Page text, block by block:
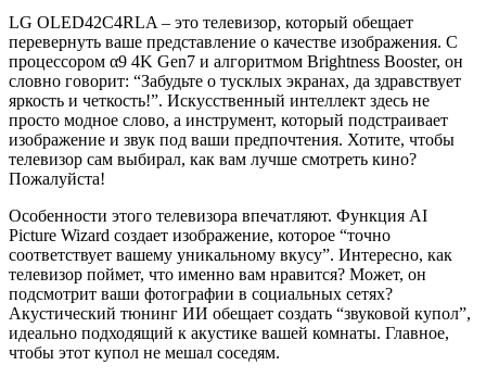
LG OLED42C4RLA – это телевизор, который обещает
перевернуть ваше представление о качестве изображения. С
процессором α9 4K Gen7 и алгоритмом Brightness Booster, он
словно говорит: “Забудьте о тусклых экранах, да здравствует
яркость и четкость!”. Искусственный интеллект здесь не
просто модное слово, а инструмент, который подстраивает
изображение и звук под ваши предпочтения. Хотите, чтобы
телевизор сам выбирал, как вам лучше смотреть кино?
Пожалуйста!
Особенности этого телевизора впечатляют. Функция AI
Picture Wizard создает изображение, которое “точно
соответствует вашему уникальному вкусу”. Интересно, как
телевизор поймет, что именно вам нравится? Может, он
подсмотрит ваши фотографии в социальных сетях?
Акустический тюнинг ИИ обещает создать “звуковой купол”,
идеально подходящий к акустике вашей комнаты. Главное,
чтобы этот купол не мешал соседям.